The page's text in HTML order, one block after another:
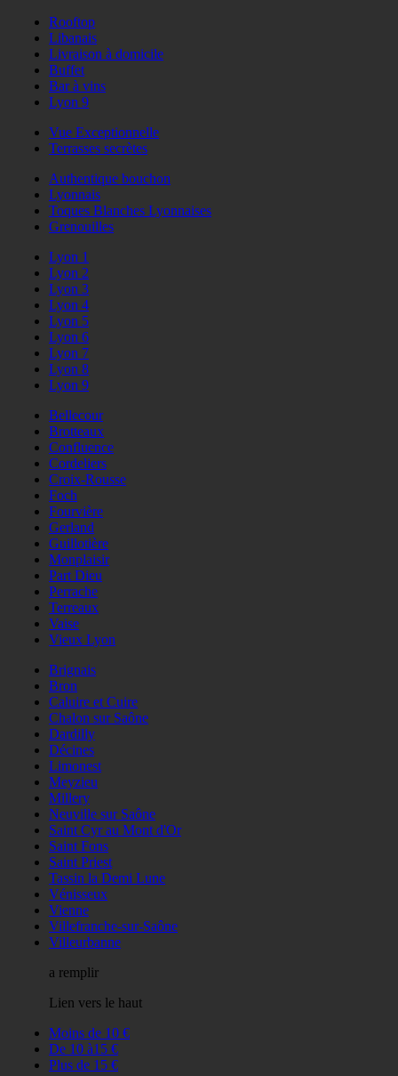
Rooftop
Libanais
Livraison à domicile
Buffet
Bar à vins
Lyon 9
Vue Exceptionnelle
Terrasses secrètes
Authentique bouchon
Lyonnais
Toques Blanches Lyonnaises
Grenouilles
Lyon 1
Lyon 2
Lyon 3
Lyon 4
Lyon 5
Lyon 6
Lyon 7
Lyon 8
Lyon 9
Bellecour
Brotteaux
Confluence
Cordeliers
Croix-Rousse
Foch
Fourvière
Gerland
Guillotière
Monplaisir
Part Dieu
Perrache
Terreaux
Vaise
Vieux Lyon
Brignais
Bron
Caluire et Cuire
Chalon sur Saône
Dardilly
Décines
Limonest
Meyzieu
Millery
Neuville sur Saône
Saint Cyr au Mont d'Or
Saint Fons
Saint Priest
Tassin la Demi Lune
Vénisseux
Vienne
Villefranche-sur-Saône
Villeurbanne
a remplir
Lien vers le haut
Moins de 10 €
De 10 à15 €
Plus de 15 €